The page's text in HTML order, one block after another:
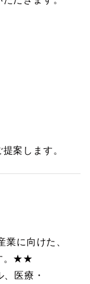
案します。
業に向けた、
。★★
医療・